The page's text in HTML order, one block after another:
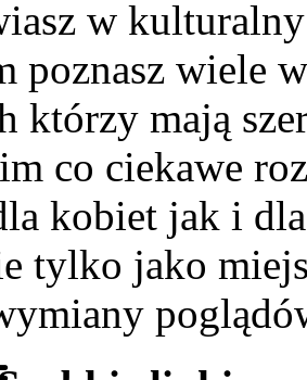
w
poznasz wiele
którzy mają
co ciekawe
kobiet jak i
tylko jako